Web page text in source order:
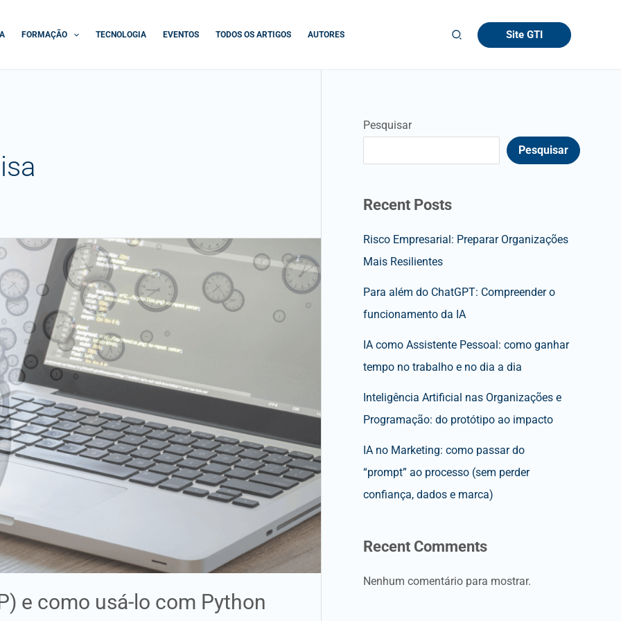
FORMAÇÃO TECNOLOGIA EVENTOS TODOS OS ARTIGOS AUTORES Site GTI
e como usá-lo com Python
Pesquisar
Pesquisar
Recent Posts
Risco Empresarial: Preparar Organizações
Mais Resilientes
Para além do ChatGPT: Compreender o
funcionamento da IA
IA como Assistente Pessoal: como ganhar
tempo no trabalho e no dia a dia
Inteligência Artificial nas Organizações e
Programação: do protótipo ao impacto
IA no Marketing: como passar do
“prompt” ao processo (sem perder
confiança, dados e marca)
Recent Comments
Nenhum comentário para mostrar.